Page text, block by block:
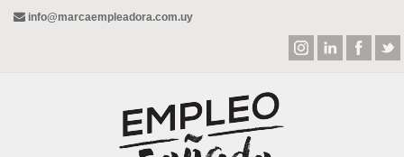
info@marcaempleadora.com.uy